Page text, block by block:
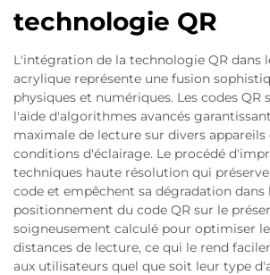
technologie QR
L'intégration de la technologie QR dans
acrylique représente une fusion
physiques et numériques. Les codes QR
l'aide d'algorithmes avancés
maximale de lecture sur divers
conditions d'éclairage. Le procédé
techniques haute résolution qui
code et empêchent sa dégradation dans
positionnement du code QR sur le
soigneusement calculé pour optimiser
distances de lecture, ce qui le rend
aux utilisateurs quel que soit leur type